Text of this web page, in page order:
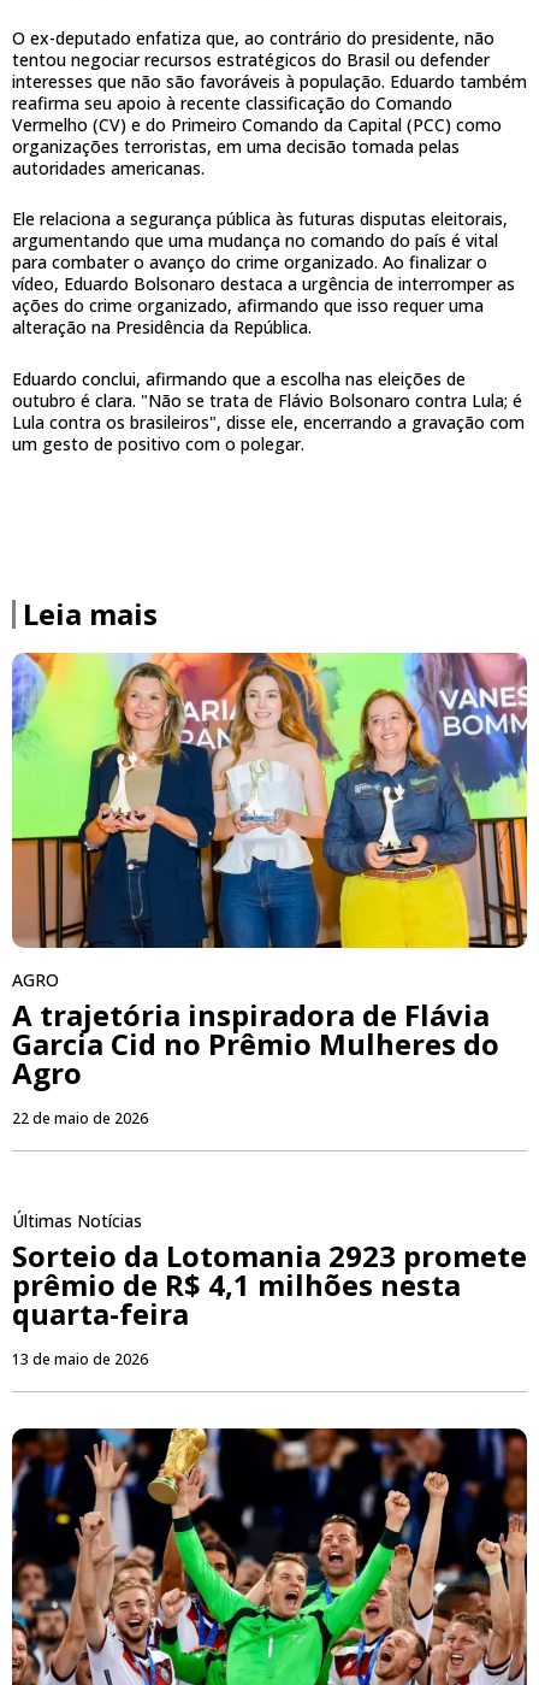
O ex-deputado enfatiza que, ao contrário do presidente, não
tentou negociar recursos estratégicos do Brasil ou defender
interesses que não são favoráveis à população. Eduardo também
reafirma seu apoio à recente classificação do Comando
Vermelho (CV) e do Primeiro Comando da Capital (PCC) como
organizações terroristas, em uma decisão tomada pelas
autoridades americanas.
Ele relaciona a segurança pública às futuras disputas eleitorais,
argumentando que uma mudança no comando do país é vital
para combater o avanço do crime organizado. Ao finalizar o
vídeo, Eduardo Bolsonaro destaca a urgência de interromper as
ações do crime organizado, afirmando que isso requer uma
alteração na Presidência da República.
Eduardo conclui, afirmando que a escolha nas eleições de
outubro é clara. "Não se trata de Flávio Bolsonaro contra Lula; é
Lula contra os brasileiros", disse ele, encerrando a gravação com
um gesto de positivo com o polegar.
Leia mais
AGRO
A trajetória inspiradora de Flávia
Garcia Cid no Prêmio Mulheres do
Agro
22 de maio de 2026
Últimas Notícias
Sorteio da Lotomania 2923 promete
prêmio de R$ 4,1 milhões nesta
quarta-feira
13 de maio de 2026